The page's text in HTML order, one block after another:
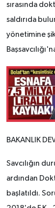
sırasında
saldırıda
yönetimine
BAKANLIK
Savcılığın
ardından
başlatıldı.